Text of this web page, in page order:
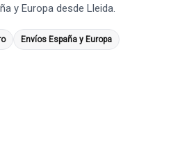
y Europa desde Lleida.
Envíos España y Europa